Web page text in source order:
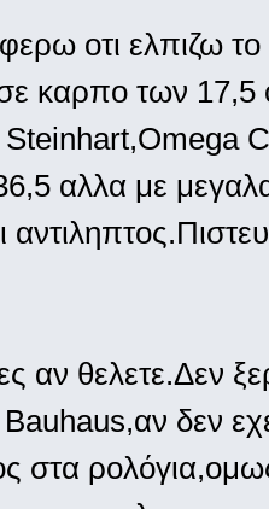
οτι ελπιζω
καρπο των
36,5 αλλα με
αν θελετε.Δεν
Bauhaus,αν δεν
στα